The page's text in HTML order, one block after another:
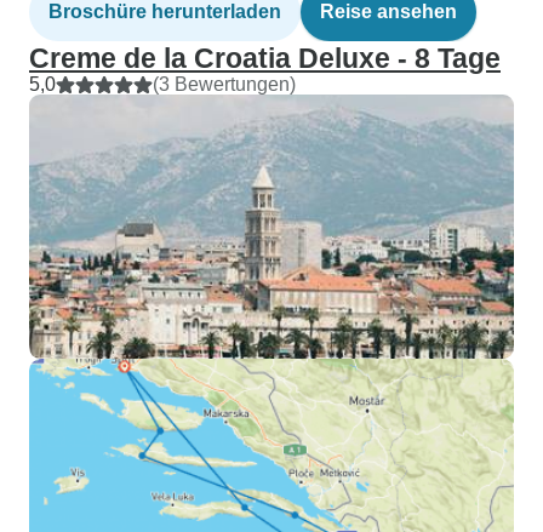
Broschüre herunterladen Reise ansehen
Creme de la Croatia Deluxe - 8 Tage
5,0 (3 Bewertungen)